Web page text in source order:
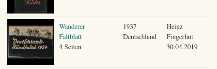
Wanderer
Faltblatt
4 Seiten
1937
Deutschland
Heinz
Fingerhut
30.04.2019